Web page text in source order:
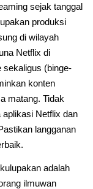
sejak tanggal
produksi
di wilayah
Netflix di
sekaligus (binge-
konten
matang. Tidak
Netflix dan
langganan
adalah
ilmuwan